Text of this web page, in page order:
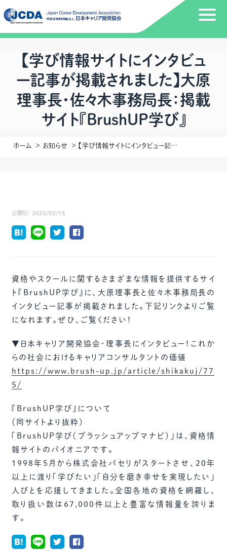
【学び情報サイトにインタビュ
ー記事が掲載されました】大原
理事長・佐々木事務局長：掲載
サイト『BrushUP学び』
ホーム お知らせ 【学び情報サイトにインタビュー記事が掲載されました】大原理事長・佐々木事務局長：掲載サイト『BrushUP学び』
公開日： 2023/02/15
資格やスクールに関するさまざまな情報を提供するサイ
ト『BrushUP学び』に、大原理事長と佐々木事務局長の
インタビュー記事が掲載されました。下記リンクよりご覧
になれます。ぜひ、ご覧ください！
▼日本キャリア開発協会・理事長にインタビュー！これか
らの社会におけるキャリアコンサルタントの価値
https://www.brush-up.jp/article/shikakuj/77
5/
『BrushUP学び』について
（同サイトより抜粋）
「BrushUP学び（ブラッシュアップマナビ）」は、資格情
報サイトのパイオニアです。
1998年5月から株式会社パセリがスタートさせ、20年
以上に渡り「学びたい」「自分を磨き幸せを実現したい」
人びとを応援してきました。全国各地の資格を網羅し、
取り扱い数は67,000件以上と豊富な情報量を誇りま
す。